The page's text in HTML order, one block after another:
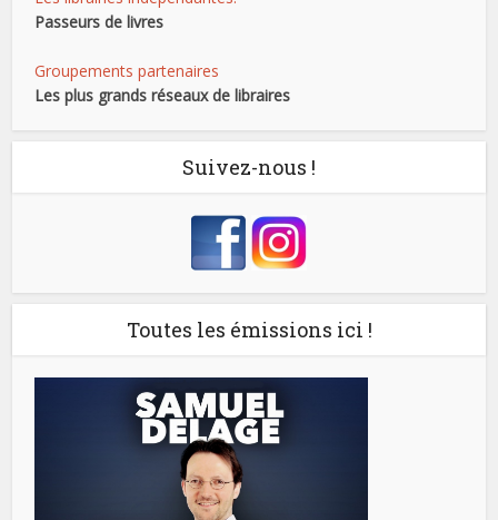
Passeurs de livres
Groupements partenaires
Les plus grands réseaux de libraires
Suivez-nous !
Toutes les émissions ici !